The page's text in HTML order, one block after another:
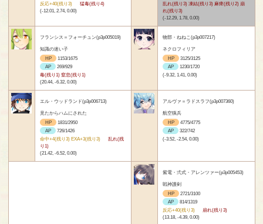
反応+40(残り3)
猛毒(残り4)
(-12.01, 2.74, 0.00)
乱れ(残り3) 凍結(残り3) 麻痺(残り2) 崩
れ(残り3)
(-12.29, 1.78, 0.00)
フランシス＝フォーチュン(p3p005019)
知識の迷い子
HP
1153/1675
AP
269/929
毒(残り1) 窒息(残り1)
(20.44, -6.32, 0.00)
物部・ねねこ(p3p007217)
ネクロフィリア
HP
3125/3125
AP
1230/1720
(-9.32, 1.41, 0.00)
エル・ウッドランド(p3p006713)
見たからハムにされた
HP
1831/2950
AP
726/1426
命中+4(残り3) EXA+3(残り3)
乱れ(残
り1)
(21.42, -6.52, 0.00)
アルヴァ＝ラドスラフ(p3p007360)
航空猟兵
HP
4775/4775
AP
322/742
(-3.52, -2.54, 0.00)
紫電・弍式・アレンツァー(p3p005453)
戦神護剣
HP
2721/3100
AP
814/1319
反応+40(残り3)
崩れ(残り3)
(13.18, -4.39, 0.00)